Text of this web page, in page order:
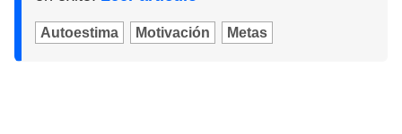
Autoestima Motivación Metas